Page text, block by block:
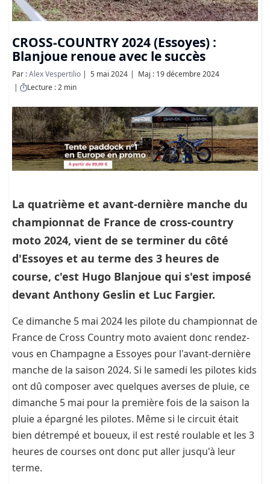
CROSS-COUNTRY 2024 (Essoyes) :
Blanjoue renoue avec le succès
Par :Alex Vespertilio 5 mai 2024
Maj : 19 décembre 2024
Lecture : 2 min
La quatrième et avant-dernière manche du
championnat de France de cross-country
moto 2024, vient de se terminer du côté
d'Essoyes et au terme des 3 heures de
course, c'est Hugo Blanjoue qui s'est imposé
devant Anthony Geslin et Luc Fargier.
Ce dimanche 5 mai 2024 les pilote du championnat de
France de Cross Country moto avaient donc rendez-
vous en Champagne a Essoyes pour l'avant-dernière
manche de la saison 2024. Si le samedi les pilotes kids
ont dû composer avec quelques averses de pluie, ce
dimanche 5 mai pour la première fois de la saison la
pluie a épargné les pilotes. Même si le circuit était
bien détrempé et boueux, il est resté roulable et les 3
heures de courses ont donc put aller jusqu'à leur
terme.